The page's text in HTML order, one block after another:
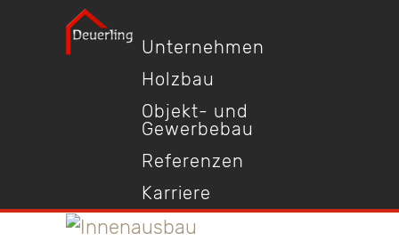
Unternehmen
Holzbau
Objekt- und
Gewerbebau
Referenzen
Karriere